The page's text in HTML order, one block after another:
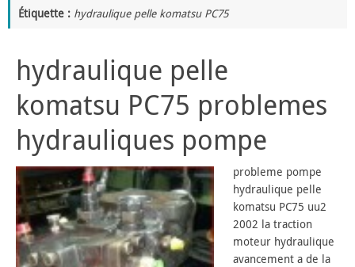
Étiquette : hydraulique pelle komatsu PC75
hydraulique pelle
komatsu PC75 problemes
hydrauliques pompe
probleme pompe
hydraulique pelle
komatsu PC75 uu2
2002 la traction
moteur hydraulique
avancement a de la